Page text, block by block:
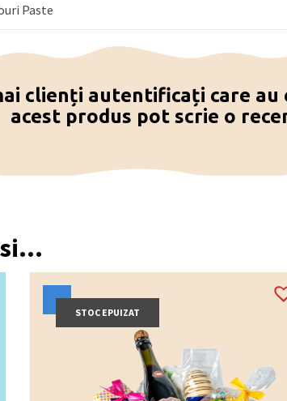
Paste
clienți autentificați care au
acest produs pot scrie o
STOC EPUIZAT